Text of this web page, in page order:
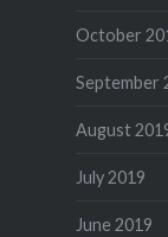
October
September
August
July 2019
June 2019